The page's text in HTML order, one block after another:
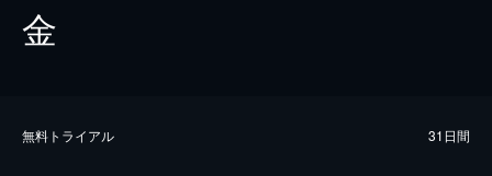
金
無料トライアル 31日間